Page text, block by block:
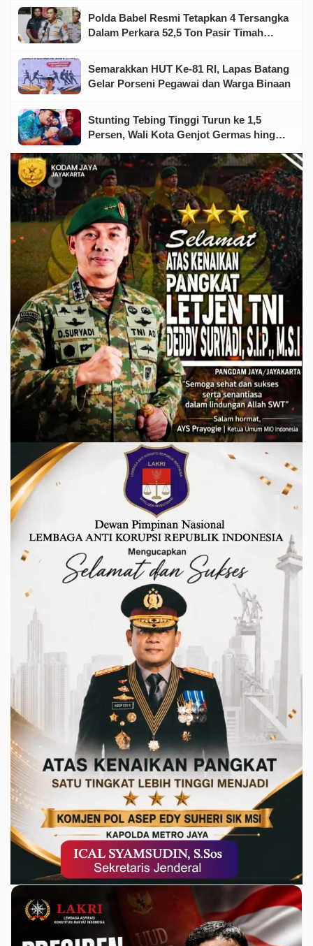
Polda Babel Resmi Tetapkan 4 Tersangka
Dalam Perkara 52,5 Ton Pasir Timah
Semarakkan HUT Ke-81 RI, Lapas Batang
Gelar Porseni Pegawai dan Warga Binaan
Stunting Tebing Tinggi Turun ke 1,5
Persen, Wali Kota Genjot Germas hingga